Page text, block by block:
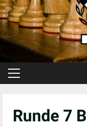
Primary
Runde 7